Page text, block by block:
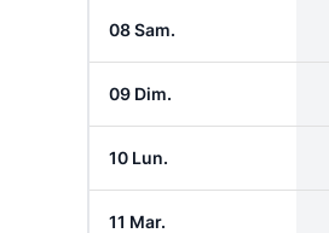
08 Sam.
09 Dim.
10 Lun.
11 Mar.